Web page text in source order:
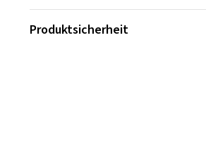
Produktsicherheit